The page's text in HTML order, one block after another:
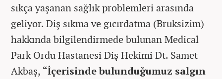
sıkça yaşanan sağlık problemleri arasında
geliyor. Diş sıkma ve gıcırdatma (Bruksizim)
hakkında bilgilendirmede bulunan Medical
Park Ordu Hastanesi Diş Hekimi Dt. Samet
Akbaş, “İçerisinde bulunduğumuz salgın